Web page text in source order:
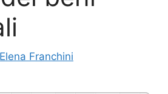
Elena Franchini